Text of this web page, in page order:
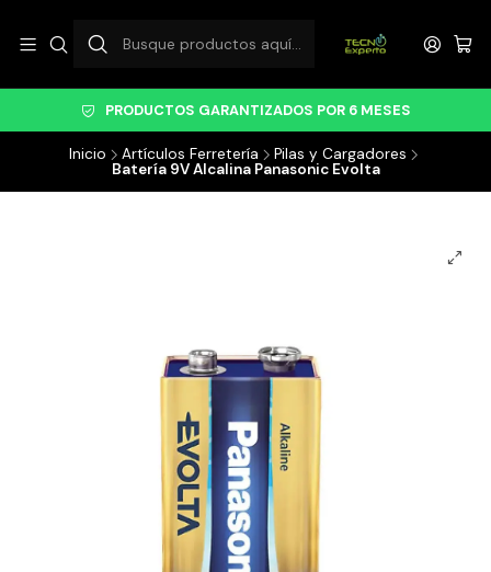
PRODUCTOS GARANTIZADOS POR 6 MESES
Inicio Artículos Ferretería
Pilas y Cargadores
Batería 9V Alcalina Panasonic Evolta